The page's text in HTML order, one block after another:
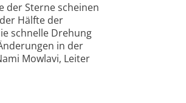
der Sterne scheinen
Hälfte der
schnelle Drehung
in der
Mowlavi, Leiter